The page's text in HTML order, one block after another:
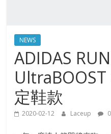
NEWS
ADIDAS
定鞋款
2020-02-12 Laceup